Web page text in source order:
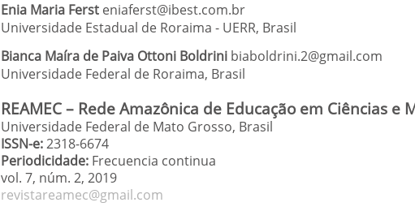
Enia Maria Ferst eniaferst@ibest.com.br
Universidade Estadual de Roraima - UERR, Brasil
Bianca Maíra de Paiva Ottoni Boldrini biaboldrini.2@gmail.com
Universidade Federal de Roraima, Brasil
REAMEC – Rede Amazônica de Educação em Ciências e
Universidade Federal de Mato Grosso, Brasil
ISSN-e:2318-6674
Periodicidade: Frecuencia continua
vol. 7, núm. 2, 2019
revistareamec@gmail.com